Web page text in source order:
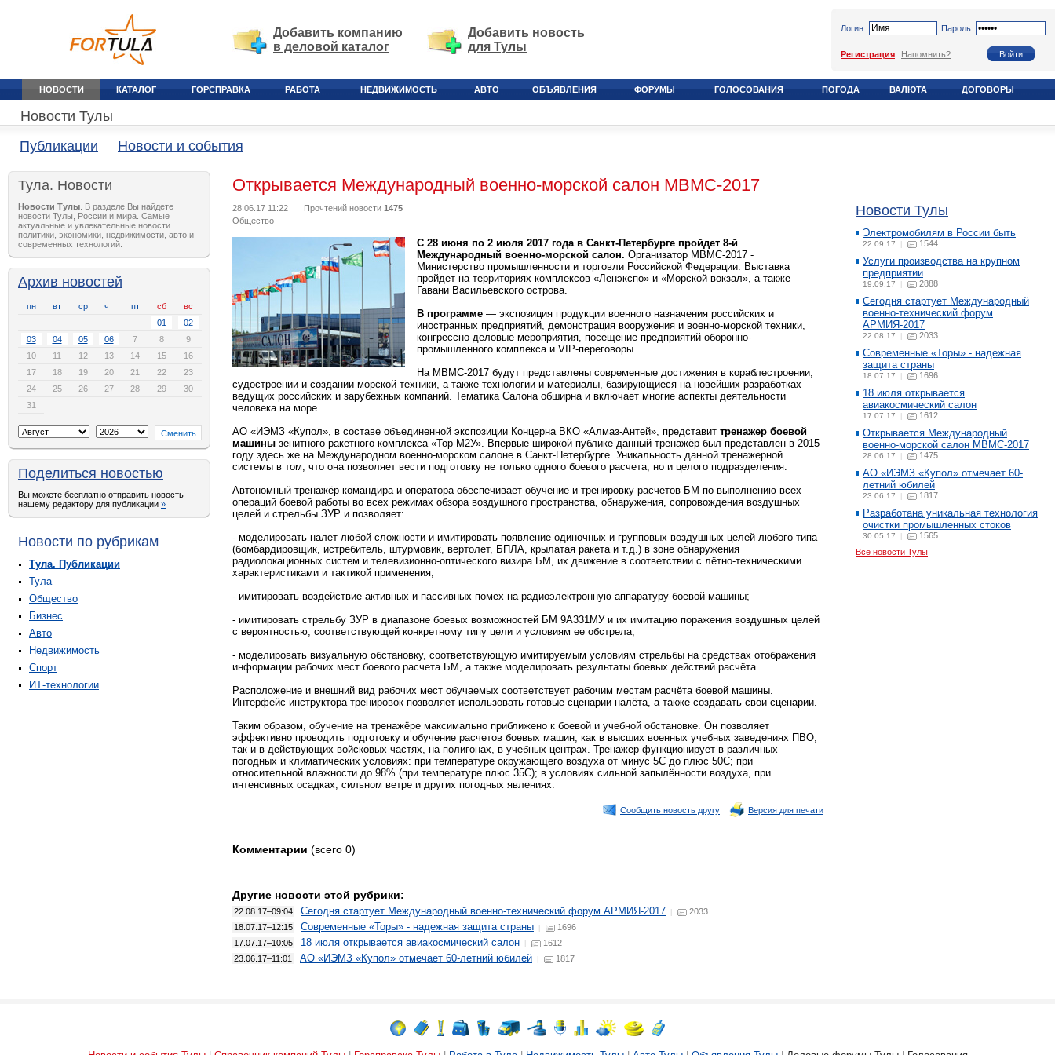
Добавить компанию
в деловой каталог
Добавить новость
для Тулы
Логин: Пароль:
Регистрация Напомнить?
НОВОСТИ КАТАЛОГ ГОРСПРАВКА РАБОТА НЕДВИЖИМОСТЬ АВТО ОБЪЯВЛЕНИЯ ФОРУМЫ ГОЛОСОВАНИЯ ПОГОДА ВАЛЮТА ДОГОВОРЫ
Новости Тулы
Публикации
Новости и события
Тула. Новости
Новости Тулы . В разделе Вы найдете
новости Тулы, России и мира. Самые
актуальные и увлекательные новости
политики, экономики, недвижимости, авто и
современных технологий.
Архив новостей
пн вт ср чт пт сб
вс
01
02
03
04 05 06 7 8
9
10
11 12 13 14 15
16
17
18 19 20 21 22
23
24
25 26 27 28 29
30
31
Поделиться новостью
Вы можете бесплатно отправить новость
нашему редактору для публикации »
Новости по рубрикам
Тула. Публикации
Тула
Общество
Бизнес
Авто
Недвижимость
Спорт
ИТ-технологии
Открывается Международный военно-морской салон МВМС-2017
28.06.17 11:22 Прочтений новости 1475
Общество
С 28 июня по 2 июля 2017 года в Санкт-Петербурге пройдет 8-й
Международный военно-морской салон. Организатор МВМС-2017 -
Министерство промышленности и торговли Российской Федерации. Выставка
пройдет на территориях комплексов «Ленэкспо» и «Морской вокзал», а также
Гавани Васильевского острова.
В программе — экспозиция продукции военного назначения российских и
иностранных предприятий, демонстрация вооружения и военно-морской техники,
конгрессно-деловые мероприятия, посещение предприятий оборонно-
промышленного комплекса и VIP-переговоры.
На МВМС-2017 будут представлены современные достижения в кораблестроении,
судостроении и создании морской техники, а также технологии и материалы, базирующиеся на новейших разработках
ведущих российских и зарубежных компаний. Тематика Салона обширна и включает многие аспекты деятельности
человека на море.
АО «ИЭМЗ «Купол», в составе объединенной экспозиции Концерна ВКО «Алмаз-Антей», представит тренажер боевой
машины зенитного ракетного комплекса «Тор-М2У». Впервые широкой публике данный тренажёр был представлен в 2015
году здесь же на Международном военно-морском салоне в Санкт-Петербурге. Уникальность данной тренажерной
системы в том, что она позволяет вести подготовку не только одного боевого расчета, но и целого подразделения.
Автономный тренажёр командира и оператора обеспечивает обучение и тренировку расчетов БМ по выполнению всех
операций боевой работы во всех режимах обзора воздушного пространства, обнаружения, сопровождения воздушных
целей и стрельбы ЗУР и позволяет:
- моделировать налет любой сложности и имитировать появление одиночных и групповых воздушных целей любого типа
(бомбардировщик, истребитель, штурмовик, вертолет, БПЛА, крылатая ракета и т.д.) в зоне обнаружения
радиолокационных систем и телевизионно-оптического визира БМ, их движение в соответствии с лётно-техническими
характеристиками и тактикой применения;
- имитировать воздействие активных и пассивных помех на радиоэлектронную аппаратуру боевой машины;
- имитировать стрельбу ЗУР в диапазоне боевых возможностей БМ 9А331МУ и их имитацию поражения воздушных целей
с вероятностью, соответствующей конкретному типу цели и условиям ее обстрела;
- моделировать визуальную обстановку, соответствующую имитируемым условиям стрельбы на средствах отображения
информации рабочих мест боевого расчета БМ, а также моделировать результаты боевых действий расчёта.
Расположение и внешний вид рабочих мест обучаемых соответствует рабочим местам расчёта боевой машины.
Интерфейс инструктора тренировок позволяет использовать готовые сценарии налёта, а также создавать свои сценарии.
Таким образом, обучение на тренажёре максимально приближено к боевой и учебной обстановке. Он позволяет
эффективно проводить подготовку и обучение расчетов боевых машин, как в высших военных учебных заведениях ПВО,
так и в действующих войсковых частях, на полигонах, в учебных центрах. Тренажер функционирует в различных
погодных и климатических условиях: при температуре окружающего воздуха от минус 5С до плюс 50С; при
относительной влажности до 98% (при температуре плюс 35С); в условиях сильной запылённости воздуха, при
интенсивных осадках, сильном ветре и других погодных явлениях.
Сообщить новость другу Версия для печати
Комментарии (всего 0)
Другие новости этой рубрики:
22.08.17–09:04 Сегодня стартует Международный военно-технический форум АРМИЯ-2017
2033
18.07.17–12:15
Современные «Торы» - надежная защита страны
1696
17.07.17–10:05
18 июля открывается авиакосмический салон
1612
23.06.17–11:01
АО «ИЭМЗ «Купол» отмечает 60-летний юбилей 1817
Новости Тулы
Электромобилям в России быть
22.09.17 1544
Услуги производства на крупном
предприятии
19.09.17 2888
Сегодня стартует Международный
военно-технический форум
АРМИЯ-2017
22.08.17 2033
Современные «Торы» - надежная
защита страны
18.07.17 1696
18 июля открывается
авиакосмический салон
17.07.17 1612
Открывается Международный
военно-морской салон МВМС-2017
28.06.17 1475
АО «ИЭМЗ «Купол» отмечает 60-
летний юбилей
23.06.17 1817
Разработана уникальная технология
очистки промышленных стоков
30.05.17
1565
Все новости Тулы